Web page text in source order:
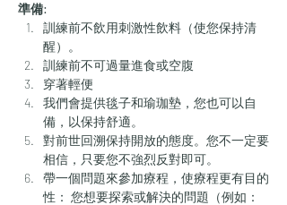
準備:
訓練前不飲用刺激性飲料（使您保持清
醒）。
訓練前不可過量進食或空腹
穿著輕便
我們會提供毯子和瑜珈墊，您也可以自
備，以保持舒適。
對前世回溯保持開放的態度。您不一定要
相信，只要您不強烈反對即可。
帶一個問題來參加療程，使療程更有目的
性： 您想要探索或解決的問題（例如：